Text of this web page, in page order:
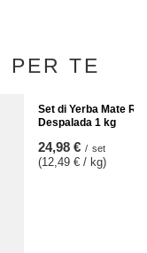
PER TE
Set di Yerba Mate
Despalada 1 kg
24,98 € / set
(12,49 € / kg)